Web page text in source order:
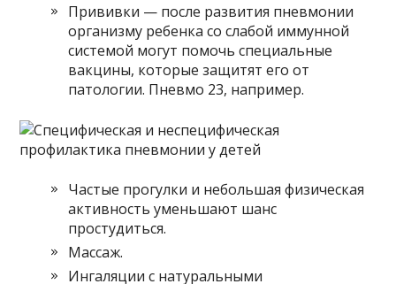
Прививки — после развития пневмонии
организму ребенка со слабой иммунной
системой могут помочь специальные
вакцины, которые защитят его от
патологии. Пневмо 23, например.
Частые прогулки и небольшая физическая
активность уменьшают шанс
простудиться.
Массаж.
Ингаляции с натуральными